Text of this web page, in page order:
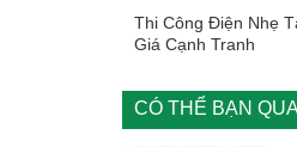
Thi Công Điện Nhẹ
Giá Cạnh Tranh
CÓ THỂ BẠN